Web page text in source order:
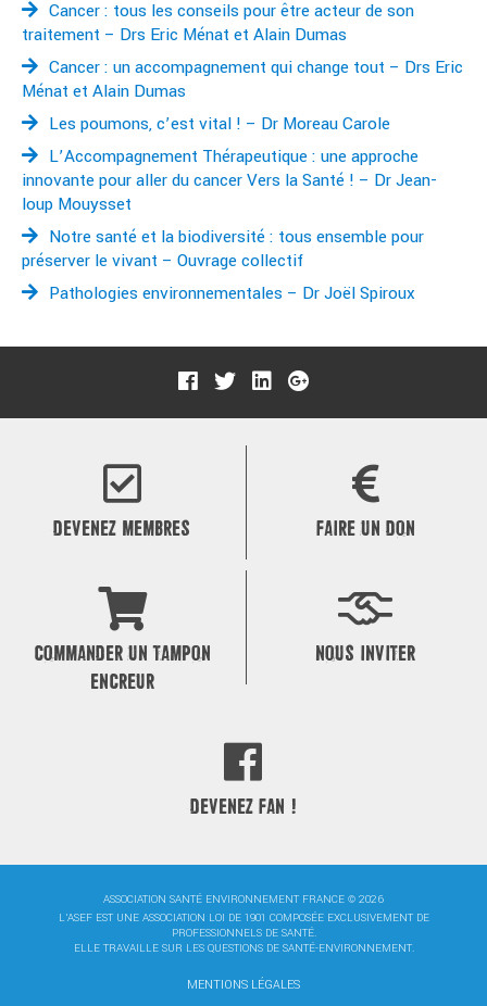
Cancer : tous les conseils pour être acteur de son
traitement – Drs Eric Ménat et Alain Dumas
Cancer : un accompagnement qui change tout – Drs Eric
Ménat et Alain Dumas
Les poumons, c’est vital ! – Dr Moreau Carole
L’Accompagnement Thérapeutique : une approche
innovante pour aller du cancer Vers la Santé ! – Dr Jean-
loup Mouysset
Notre santé et la biodiversité : tous ensemble pour
préserver le vivant – Ouvrage collectif
Pathologies environnementales – Dr Joël Spiroux
DEVENEZ MEMBRES FAIRE UN DON
COMMANDER UN TAMPON
ENCREUR
NOUS INVITER
DEVENEZ FAN !
ASSOCIATION SANTÉ ENVIRONNEMENT FRANCE © 2026
L'ASEF EST UNE ASSOCIATION LOI DE 1901 COMPOSÉE EXCLUSIVEMENT DE
PROFESSIONNELS DE SANTÉ.
ELLE TRAVAILLE SUR LES QUESTIONS DE SANTÉ-ENVIRONNEMENT.
MENTIONS LÉGALES